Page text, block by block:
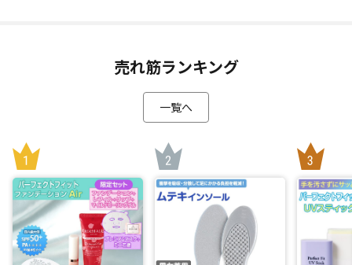
骨までトロトロで食べやすい！アレンジも自在
イワシの頭と尾、内臓を丁寧に取り除き、こだわりの調味料
を加え骨まで柔らかく煮込みました。
素材の味がしっかりしているので、調味料は喜界島産のきび
糖と、小豆島の醤油(しょうゆ)蔵「ヤマヒサ」がつくる国産丸
大豆醤油(しょうゆ)だけ。じんわりとした甘みはご飯にぴった
り！
骨まで丸ごと食べられるので、お子様からご年配の方まで簡
単においしくお召し上がりいただけます。
売れ筋ランキング
一覧へ